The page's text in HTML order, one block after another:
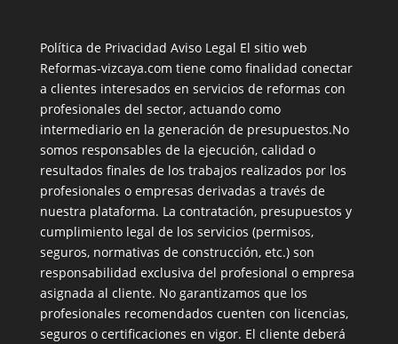
Política de Privacidad Aviso Legal El sitio web
Reformas-vizcaya.com tiene como finalidad conectar
a clientes interesados en servicios de reformas con
profesionales del sector, actuando como
intermediario en la generación de presupuestos.No
somos responsables de la ejecución, calidad o
resultados finales de los trabajos realizados por los
profesionales o empresas derivadas a través de
nuestra plataforma. La contratación, presupuestos y
cumplimiento legal de los servicios (permisos,
seguros, normativas de construcción, etc.) son
responsabilidad exclusiva del profesional o empresa
asignada al cliente. No garantizamos que los
profesionales recomendados cuenten con licencias,
seguros o certificaciones en vigor. El cliente deberá